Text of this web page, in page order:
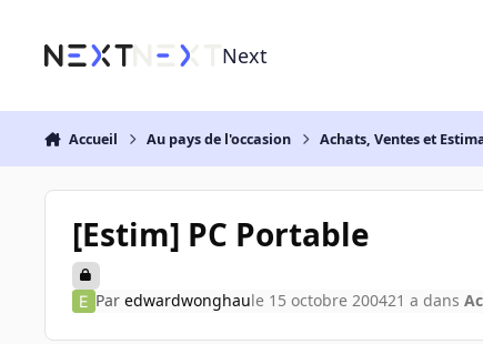
Next
Accueil Au pays de l'occasion Achats, Ventes et
[Estim] PC Portable
Par edwardwonghaule 15 octobre 200421 a dans